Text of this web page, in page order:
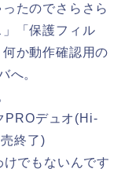
たのでさらさら
「保護フィル
か動作確認用の
へ。
PROデュオ(Hi-
終了)
でもないんです